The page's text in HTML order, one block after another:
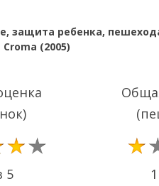
защита ребенка,
(2005)
5